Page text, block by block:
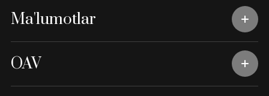
Ma'lumotlar
OAV